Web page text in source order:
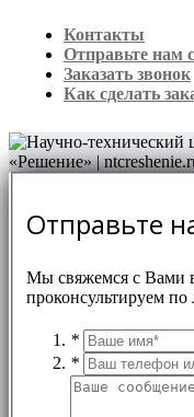
Контакты
Отправьте нам
Заказать звонок
Как сделать
Отправьте
Мы свяжемся с Вами
проконсультируем
*
*